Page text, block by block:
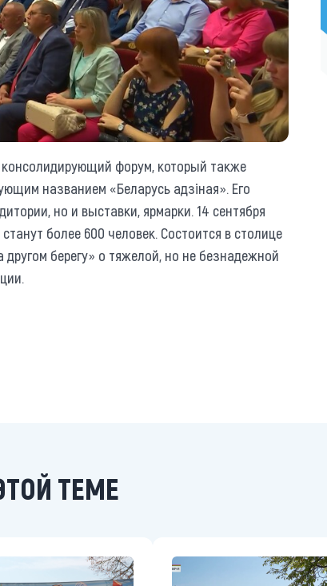
форум, который также
названием «Беларусь адзіная». Его
но и выставки, ярмарки. 14 сентября
более 600 человек. Состоится в столице
берегу» о тяжелой, но не безнадежной
ТЕМЕ